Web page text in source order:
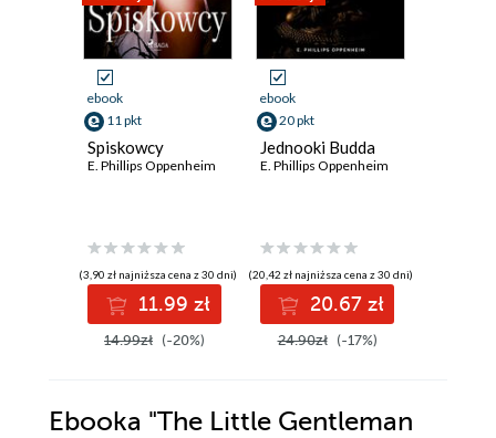
ebook
11 pkt
Spiskowcy
E. Phillips Oppenheim
(3,90 zł najniższa cena z 30 dni)
11.99 zł
14.99zł (-20%)
ebook
20 pkt
Jednooki Budda
E. Phillips Oppenheim
(20,42 zł najniższa cena z 30 dni)
20.67 zł
24.90zł (-17%)
Ebooka "The Little Gentleman